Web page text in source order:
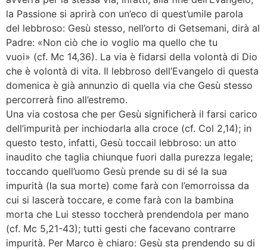
la Passione si aprirà con un’eco di quest’umile parola
del lebbroso: Gesù stesso, nell’orto di Getsemani, dirà al
Padre: «Non ciò che io voglio ma quello che tu
vuoi» (cf. Mc 14,36). La via è fidarsi della volontà di Dio
che è volontà di vita. Il lebbroso dell’Evangelo di questa
domenica è già annunzio di quella via che Gesù stesso
percorrerà fino all’estremo.
Una via costosa che per Gesù significherà il farsi carico
dell’impurità per inchiodarla alla croce (cf. Col 2,14); in
questo testo, infatti, Gesù toccail lebbroso: un atto
inaudito che taglia chiunque fuori dalla purezza legale;
toccando quell’uomo Gesù prende su di sé la sua
impurità (la sua morte) come farà con l’emorroissa da
cui si lascerà toccare, e come farà con la bambina
morta che Lui stesso toccherà prendendola per mano
(cf. Mc 5,21-43); tutti gesti che facevano contrarre
impurità. Per Marco è chiaro: Gesù sta prendendo su di